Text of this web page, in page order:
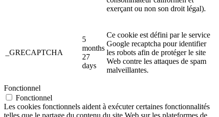
exerçant ou non son droit légal).
_GRECAPTCHA
5
months
27
days
Ce cookie est défini par le service
Google recaptcha pour identifier
les robots afin de protéger le site
Web contre les attaques de spam
malveillantes.
Fonctionnel
Fonctionnel
Les cookies fonctionnels aident à exécuter certaines fonctionnalités